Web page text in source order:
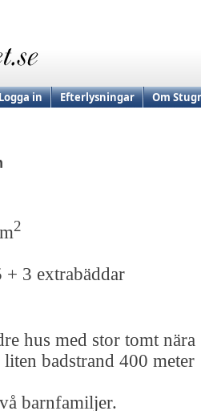
in Efterlysningar Om
2
+ 3 extrabäddar
hus med stor tomt nära
badstrand 400 meter
barnfamiljer.